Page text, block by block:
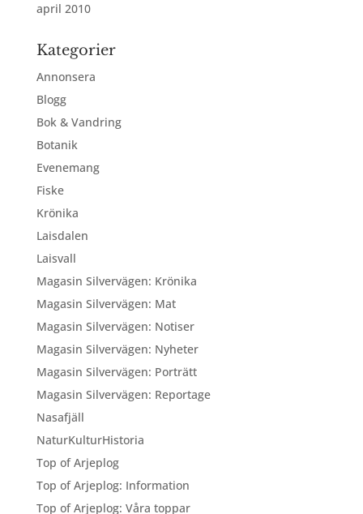
april 2010
Kategorier
Annonsera
Blogg
Bok & Vandring
Botanik
Evenemang
Fiske
Krönika
Laisdalen
Laisvall
Magasin Silvervägen: Krönika
Magasin Silvervägen: Mat
Magasin Silvervägen: Notiser
Magasin Silvervägen: Nyheter
Magasin Silvervägen: Porträtt
Magasin Silvervägen: Reportage
Nasafjäll
NaturKulturHistoria
Top of Arjeplog
Top of Arjeplog: Information
Top of Arjeplog: Våra toppar